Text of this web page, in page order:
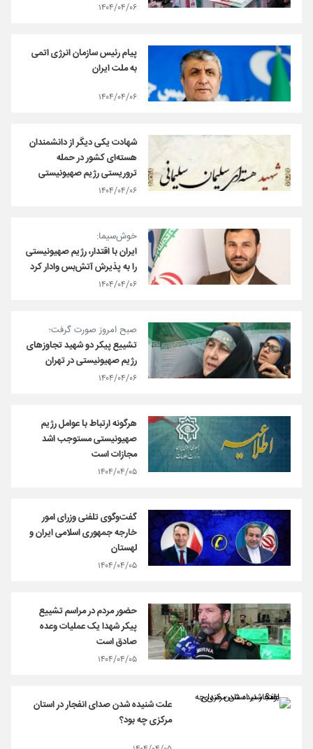
۱۴۰۴/۰۴/۰۶
پیام رئیس سازمان انرژی اتمی
به ملت ایران
۱۴۰۴/۰۴/۰۶
شهادت یکی دیگر از دانشمندان
هسته‌ای کشور در حمله
تروریستی رژیم صهیونیستی
۱۴۰۴/۰۴/۰۶
خوش‌سیما:
ایران با اقتدار، رژیم صهیونیستی
را به پذیرش آتش‌بس وادار کرد
۱۴۰۴/۰۴/۰۶
صبح امروز صورت گرفت؛
تشییع پیکر دو شهید تجاوزهای
رژیم صهیونیستی در تهران
۱۴۰۴/۰۴/۰۶
هرگونه ارتباط با عوامل رژیم
صهیونیستی مستوجب اشد
مجازات است
۱۴۰۴/۰۴/۰۵
گفت‌وگوی تلفنی وزرای امور
خارجه جمهوری اسلامی ایران و
لهستان
۱۴۰۴/۰۴/۰۵
حضور مردم در مراسم تشییع
پیکر شهدا یک عملیات وعده
صادق است
۱۴۰۴/۰۴/۰۵
علت شنیده شدن صدای انفجار در استان
مرکزی چه بود؟